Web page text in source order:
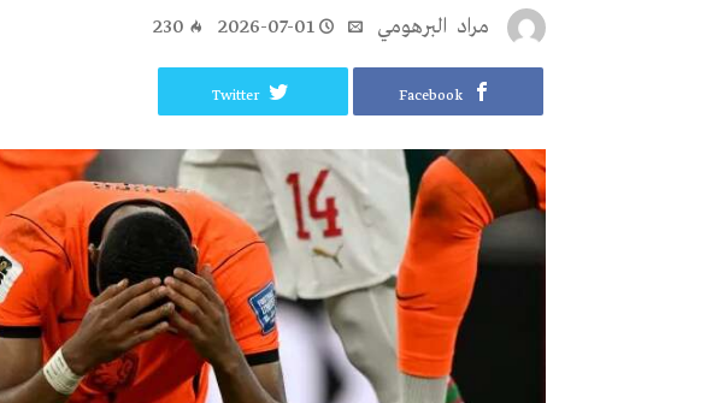
مراد‭ ‬ البرهومي 2026-07-01
230
Facebook
Twitter